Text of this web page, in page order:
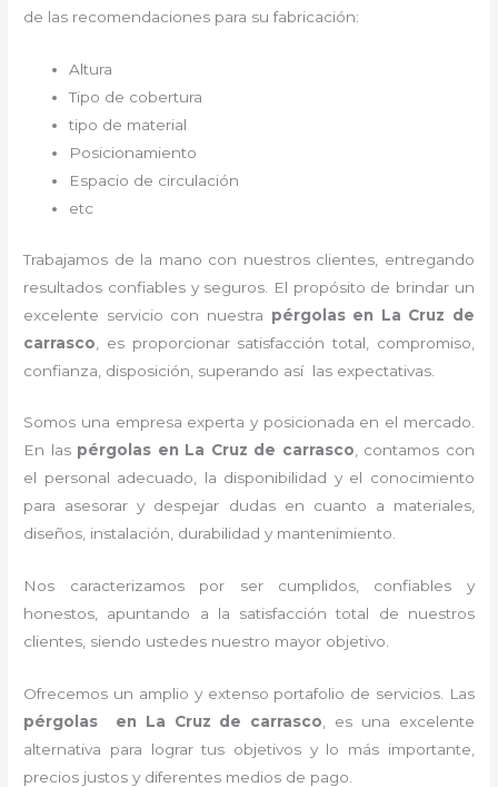
de las recomendaciones para su fabricación:
Altura
Tipo de cobertura
tipo de material
Posicionamiento
Espacio de circulación
etc
Trabajamos de la mano con nuestros clientes, entregando
resultados confiables y seguros. El propósito de brindar un
excelente servicio con nuestra pérgolas en La Cruz de
carrasco , es proporcionar satisfacción total, compromiso,
confianza, disposición, superando así las expectativas.
Somos una empresa experta y posicionada en el mercado.
En las pérgolas en La Cruz de carrasco, contamos con
el personal adecuado, la disponibilidad y el conocimiento
para asesorar y despejar dudas en cuanto a materiales,
diseños, instalación, durabilidad y mantenimiento.
Nos caracterizamos por ser cumplidos, confiables y
honestos, apuntando a la satisfacción total de nuestros
clientes, siendo ustedes nuestro mayor objetivo.
Ofrecemos un amplio y extenso portafolio de servicios. Las
pérgolas en La Cruz de carrasco , es una excelente
alternativa para lograr tus objetivos y lo más importante,
precios justos y diferentes medios de pago.